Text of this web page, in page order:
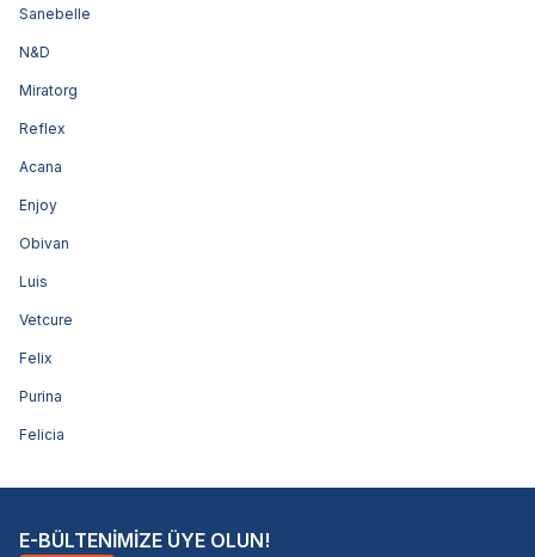
Sanebelle
N&D
Miratorg
Reflex
Acana
Enjoy
Obivan
Luis
Vetcure
Felix
Purina
Felicia
E-BÜLTENİMİZE ÜYE OLUN!